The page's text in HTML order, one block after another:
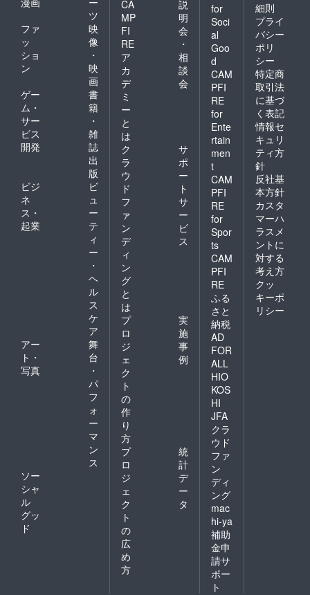
mer-
harassment
）」に基づ
き、すべて
のご支援者
様と誠実に
向き合って
おります。
過度な要求
や威圧的な
言動など、
正常なコ
ミュニケー
ションを妨
げる行為が
確認された
場合は、対
応をお断り
させていた
だくことが
ございま
す。何卒ご
理解とご協
力をお願い
申し上げま
す。
●プロジェク
ト情報や限
定クーポ
ン、100％還
元キャン
ペーン情報
を読者限定
で配信中！
ツ
ファ
ッ
ショ
ン
映
像
・
映
画
ゲー
ム・
サー
ビス
開発
書
籍
・
雑
誌
出
版
ビジ
ネ
ス・
起業
ビ
ュ
ー
テ
ィ
ー
・
ヘ
ル
ス
ケ
ア
アー
ト・
写真
舞
台
・
パ
フ
ォ
ー
マ
ン
ス
ソー
シャ
ル
グッ
ド
CA
MP
FI
RE
ア
カ
デ
ミ
ー
と
は
説
明
会
・
相
談
会
ク
ラ
ウ
ド
フ
ァ
ン
デ
ィ
ン
グ
と
は
サ
ポ
ー
ト
サ
ー
ビ
ス
プ
ロ
ジ
ェ
ク
ト
の
作
り
方
実
施
事
例
プ
ロ
ジ
ェ
ク
ト
の
広
め
方
統
計
デ
ー
タ
for
Soci
al
Goo
d
CAM
PFI
RE
for
Ente
rtain
men
t
CAM
PFI
RE
for
Spor
ts
CAM
PFI
RE
ふる
さと
納税
AD
FOR
ALL
HIO
KOS
HI
JFA
クラ
ウド
ファ
ン
ディ
ング
mac
hi-ya
補助
金申
請サ
ポー
ト
細則
プライ
バシー
ポリ
シー
特定商
取引法
に基づ
く表記
情報セ
キュリ
ティ方
針
反社基
本方針
カスタ
マーハ
ラスメ
ントに
対する
考え方
クッ
キーポ
リシー